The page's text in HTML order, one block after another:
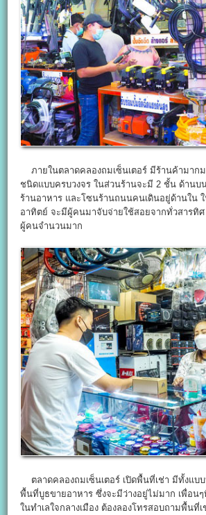
ภายในตลาดคลองถมเซ็นเตอร์ มีร้านค้ามาก
ชนิดแบบครบวงจร ในส่วนร้านจะมี 2 ชั้น ด้านบ
ร้านอาหาร และโซนร้านถนนคนเดินอยู่ด้านใน
อาทิตย์ จะมีผู้คนมาจับจ่ายใช้สอยจากทั่วสารทิ
ผู้คนจำนวนมาก
ตลาดคลองถมเซ็นเตอร์ เปิดพื้นที่เช่า มีทั้งแบ
พื้นที่บูธขายอาหาร ซึ่งจะมีว่างอยู่ไม่มาก เพื่อน
ในทำเลใจกลางเมือง ต้องลองโทรสอบถามพื้นที่